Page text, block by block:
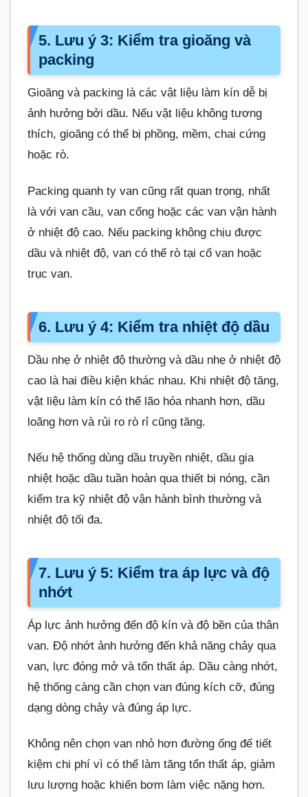
5. Lưu ý 3: Kiểm tra gioăng và
packing
Gioăng và packing là các vật liệu làm kín dễ bị
ảnh hưởng bởi dầu. Nếu vật liệu không tương
thích, gioăng có thể bị phồng, mềm, chai cứng
hoặc rò.
Packing quanh ty van cũng rất quan trọng, nhất
là với van cầu, van cổng hoặc các van vận hành
ở nhiệt độ cao. Nếu packing không chịu được
dầu và nhiệt độ, van có thể rò tại cổ van hoặc
trục van.
6. Lưu ý 4: Kiểm tra nhiệt độ dầu
Dầu nhẹ ở nhiệt độ thường và dầu nhẹ ở nhiệt độ
cao là hai điều kiện khác nhau. Khi nhiệt độ tăng,
vật liệu làm kín có thể lão hóa nhanh hơn, dầu
loãng hơn và rủi ro rò rỉ cũng tăng.
Nếu hệ thống dùng dầu truyền nhiệt, dầu gia
nhiệt hoặc dầu tuần hoàn qua thiết bị nóng, cần
kiểm tra kỹ nhiệt độ vận hành bình thường và
nhiệt độ tối đa.
7. Lưu ý 5: Kiểm tra áp lực và độ
nhớt
Áp lực ảnh hưởng đến độ kín và độ bền của thân
van. Độ nhớt ảnh hưởng đến khả năng chảy qua
van, lực đóng mở và tổn thất áp. Dầu càng nhớt,
hệ thống càng cần chọn van đúng kích cỡ, đúng
dạng dòng chảy và đúng áp lực.
Không nên chọn van nhỏ hơn đường ống để tiết
kiệm chi phí vì có thể làm tăng tổn thất áp, giảm
lưu lượng hoặc khiến bơm làm việc nặng hơn.